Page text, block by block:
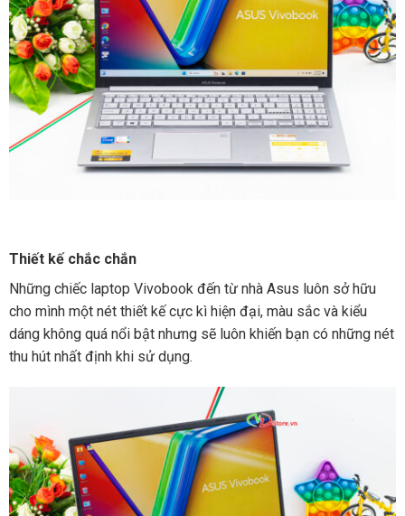
Thiết kế chắc chắn
Những chiếc laptop Vivobook đến từ nhà Asus luôn sở hữu
cho mình một nét thiết kế cực kì hiện đại, màu sắc và kiểu
dáng không quá nổi bật nhưng sẽ luôn khiến bạn có những nét
thu hút nhất định khi sử dụng.